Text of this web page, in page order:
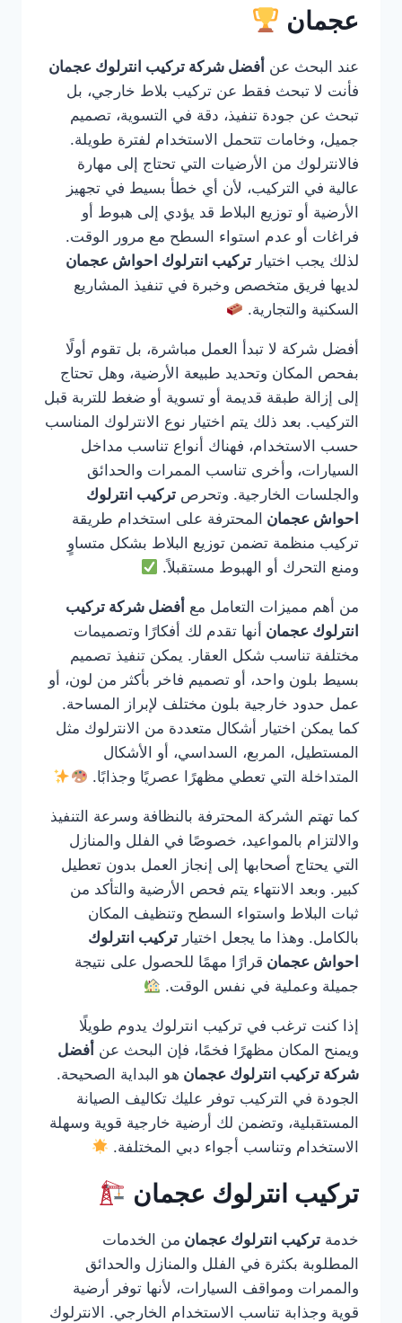
عجمان
عند البحث عن أفضل شركة تركيب انترلوك عجمان
فأنت لا تبحث فقط عن تركيب بلاط خارجي، بل
تبحث عن جودة تنفيذ، دقة في التسوية، تصميم
جميل، وخامات تتحمل الاستخدام لفترة طويلة.
فالانترلوك من الأرضيات التي تحتاج إلى مهارة
عالية في التركيب، لأن أي خطأ بسيط في تجهيز
الأرضية أو توزيع البلاط قد يؤدي إلى هبوط أو
فراغات أو عدم استواء السطح مع مرور الوقت.
لذلك يجب اختيار تركيب انترلوك احواش عجمان
لديها فريق متخصص وخبرة في تنفيذ المشاريع
السكنية والتجارية.
أفضل شركة لا تبدأ العمل مباشرة، بل تقوم أولًا
بفحص المكان وتحديد طبيعة الأرضية، وهل تحتاج
إلى إزالة طبقة قديمة أو تسوية أو ضغط للتربة قبل
التركيب. بعد ذلك يتم اختيار نوع الانترلوك المناسب
حسب الاستخدام، فهناك أنواع تناسب مداخل
السيارات، وأخرى تناسب الممرات والحدائق
والجلسات الخارجية. وتحرص تركيب انترلوك
احواش عجمان المحترفة على استخدام طريقة
تركيب منظمة تضمن توزيع البلاط بشكل متساوٍ
ومنع التحرك أو الهبوط مستقبلاً.
من أهم مميزات التعامل مع أفضل شركة تركيب
انترلوك عجمان أنها تقدم لك أفكارًا وتصميمات
مختلفة تناسب شكل العقار. يمكن تنفيذ تصميم
بسيط بلون واحد، أو تصميم فاخر بأكثر من لون، أو
عمل حدود خارجية بلون مختلف لإبراز المساحة.
كما يمكن اختيار أشكال متعددة من الانترلوك مثل
المستطيل، المربع، السداسي، أو الأشكال
المتداخلة التي تعطي مظهرًا عصريًا وجذابًا.
كما تهتم الشركة المحترفة بالنظافة وسرعة التنفيذ
والالتزام بالمواعيد، خصوصًا في الفلل والمنازل
التي يحتاج أصحابها إلى إنجاز العمل بدون تعطيل
كبير. وبعد الانتهاء يتم فحص الأرضية والتأكد من
ثبات البلاط واستواء السطح وتنظيف المكان
بالكامل. وهذا ما يجعل اختيار تركيب انترلوك
احواش عجمان قرارًا مهمًا للحصول على نتيجة
جميلة وعملية في نفس الوقت.
إذا كنت ترغب في تركيب انترلوك يدوم طويلًا
ويمنح المكان مظهرًا فخمًا، فإن البحث عن أفضل
شركة تركيب انترلوك عجمان هو البداية الصحيحة.
الجودة في التركيب توفر عليك تكاليف الصيانة
المستقبلية، وتضمن لك أرضية خارجية قوية وسهلة
الاستخدام وتناسب أجواء دبي المختلفة.
تركيب انترلوك عجمان
خدمة تركيب انترلوك عجمان من الخدمات
المطلوبة بكثرة في الفلل والمنازل والحدائق
والممرات ومواقف السيارات، لأنها توفر أرضية
قوية وجذابة تناسب الاستخدام الخارجي. الانترلوك